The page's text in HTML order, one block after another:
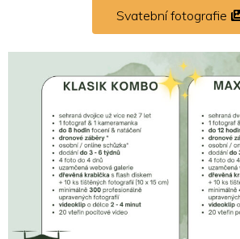
Svatební fotografie